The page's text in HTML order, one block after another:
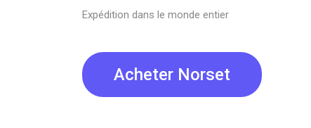
Expédition dans le monde entier
Acheter Norset